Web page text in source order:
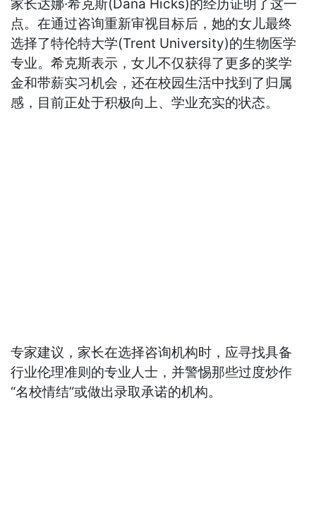
家长达娜·希克斯(Dana Hicks)的经历证明了这一
点。在通过咨询重新审视目标后，她的女儿最终
选择了特伦特大学(Trent University)的生物医学
专业。希克斯表示，女儿不仅获得了更多的奖学
金和带薪实习机会，还在校园生活中找到了归属
感，目前正处于积极向上、学业充实的状态。
专家建议，家长在选择咨询机构时，应寻找具备
行业伦理准则的专业人士，并警惕那些过度炒作
“名校情结”或做出录取承诺的机构。